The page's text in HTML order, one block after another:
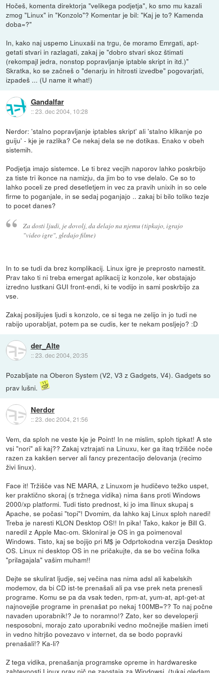
Hočeš, komenta direktorja "velikega podjetja", ko smo mu kazali
zmog "Linux" in "Konzolo"? Komentar je bil: "Kaj je to? Kamenda
doba=?"
In, kako naj uspemo Linuxaši na trgu, če moramo Emrgati, apt-
getati stvari in razlagati, zakaj je "dobro stvari skoz štimati
(rekompajl jedra, nonstop popravljanje iptable skript in itd.)"
Skratka, ko se začneš o "denarju in hitrosti izvedbe" pogovarjati,
izpadeš ... (U name it what!)
Gandalfar
::23. dec 2004, 10:28
Nerdor: 'stalno popravljanje iptables skript' ali 'stalno klikanje po
guiju' - kje je razlika? Ce nekaj dela se ne dotikas. Enako v obeh
sistemih.
Podjetja imajo sistemce. Le ti brez vecjih naporov lahko poskrbijo
za tiste tri ikonce na namizju, da jim bo to vse delalo. Ce so to
lahko poceli ze pred desetletjem in vec za pravih unixih in so cele
firme to poganjale, in se sedaj poganjajo .. zakaj bi bilo toliko tezje
to pocet danes?
Za dosti ljudi, je dovolj, da delajo na njemu (tipkajo, igrajo
"video igre", gledajo filme)
In to se tudi da brez komplikacij. Linux igre je preprosto namestit.
Prav tako ti ni treba emergat aplikacij iz konzole, ker obstajajo
izredno lustkani GUI front-endi, ki te vodijo in sami poskrbijo za
vse.
Zakaj posiljujes ljudi s konzolo, ce si tega ne zelijo in jo tudi ne
rabijo uporabljat, potem pa se cudis, ker te nekam posljejo? :D
der_Alte
::23. dec 2004, 20:35
Pozabljate na Oberon System (V2, V3 z Gadgets, V4). Gadgets so
prav lušni.
Nerdor
::23. dec 2004, 21:56
Vem, da sploh ne veste kje je Point! In ne mislim, sploh tipkat! A ste
vsi "nori" ali kaj?? Zakaj vztrajati na Linuxu, ker ga itaq tržišče noče
razen za kakšen server ali fancy prezentacijo delovanja (recimo
živi linux).
Face it! Tržišče vas NE MARA, z Linuxom je hudičevo težko uspet,
ker praktično skoraj (s tržnega vidika) nima šans proti Windows
2000/xp platformi. Tudi tisto prednost, ki jo ima llinux skupaj s
Apache, se počasi "topi"! Dvomim, da lahko kaj Linux sploh naredi!
Treba je naresti KLON Desktop OS!! In pika! Tako, kakor je Bill G.
naredil z Apple Mac-om. Skloniral je OS in ga poimenoval
Windows. Tisto, kaj se bojijo pri M$ je Odprtokodna verzija Desktop
OS. Linux ni desktop OS in ne pričakujte, da se bo večina folka
"prilagajala" vašim muham!!
Dejte se skulirat ljudje, sej večina nas nima adsl ali kabelskih
modemov, da bi CD ist-te prenašali ali pa vse prek neta prenesli
programe. Komu se pa da vsak teden, rpm-at, yum-at, apt-get-at
najnovejše programe in prenašat po nekaj 100MB=?? To naj počne
navaden uporabnik!? Je to noramno!? Zato, ker so developerji
nesposobni, morajo zato uporabniki vedno močnejše mašien imeti
in vedno hitrjšo povezavo v internet, da se bodo popravki
prenašali!? Ka-li?
Z tega vidika, prenašanja programske opreme in hardwareske
zahtevnosti Linux prav nič ne zaostaja za Windowsi. (tukaj gledam,